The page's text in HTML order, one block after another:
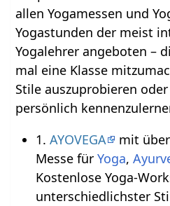
allen Yogamessen und
Yogastunden der meist
Yogalehrer angeboten –
mal eine Klasse
Stile auszuprobieren oder
persönlich
1. AYOVEGA
mit
Messe für Yoga,
Kostenlose Yoga-
unterschiedlichster